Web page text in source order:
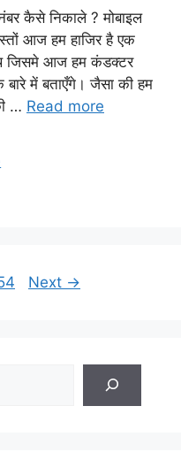
कैसे निकाले ? मोबाइल
आज हम हाजिर है एक
जिसमे आज हम कंडक्टर
में बताएँगे। जैसा की हम
… Read more
Next →